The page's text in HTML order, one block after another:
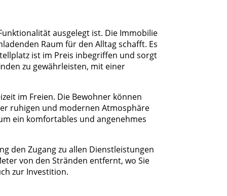
ausgelegt ist. Die Immobilie
Raum für den Alltag schafft. Es
ist im Preis inbegriffen und sorgt
zu gewährleisten, mit einer
im Freien. Die Bewohner können
ruhigen und modernen Atmosphäre
ein komfortables und angenehmes
den Zugang zu allen Dienstleistungen
von den Stränden entfernt, wo Sie
zur Investition.